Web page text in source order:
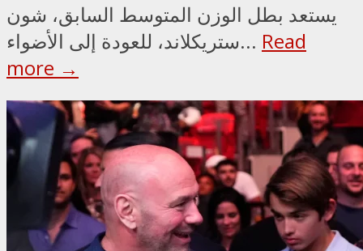
يستعد بطل الوزن المتوسط السابق، شون
ستريكلاند، للعودة إلى الأضواء... Read
more →